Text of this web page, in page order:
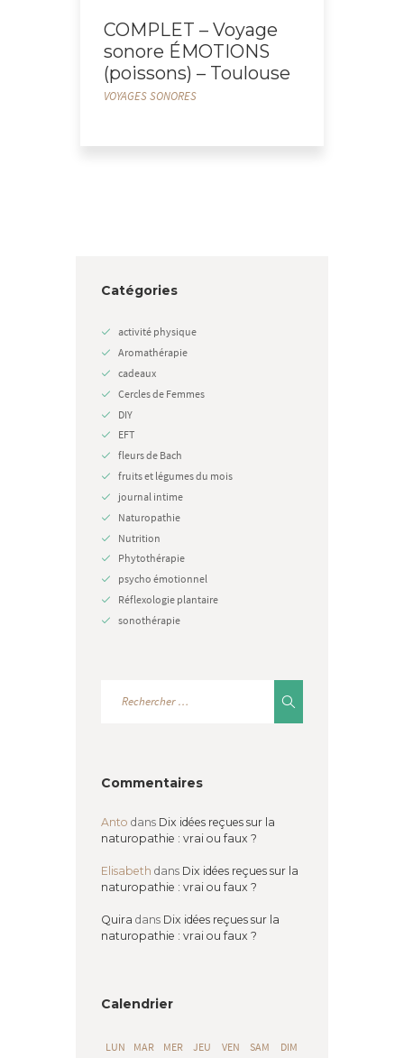
COMPLET – Voyage
sonore ÉMOTIONS
(poissons) – Toulouse
VOYAGES SONORES
Catégories
activité physique
Aromathérapie
cadeaux
Cercles de Femmes
DIY
EFT
fleurs de Bach
fruits et légumes du mois
journal intime
Naturopathie
Nutrition
Phytothérapie
psycho émotionnel
Réflexologie plantaire
sonothérapie
Commentaires
Anto dans Dix idées reçues sur la
naturopathie : vrai ou faux ?
Elisabeth dans Dix idées reçues sur la
naturopathie : vrai ou faux ?
Quira dans Dix idées reçues sur la
naturopathie : vrai ou faux ?
Calendrier
LUN MAR MER JEU VEN SAM DIM